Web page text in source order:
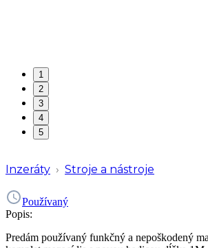
1
2
3
4
5
Inzeráty › Stroje a nástroje
Používaný
Popis:
Predám používaný funkčný a nepoškodený